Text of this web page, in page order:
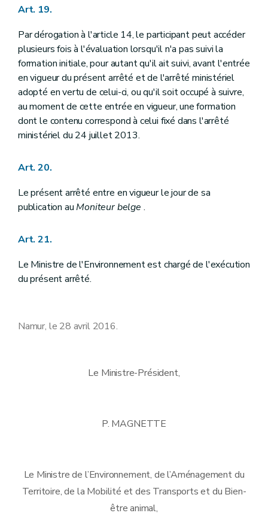
Art. 19.
Par dérogation à l'article 14, le participant peut accéder
plusieurs fois à l'évaluation lorsqu'il n'a pas suivi la
formation initiale, pour autant qu'il ait suivi, avant l'entrée
en vigueur du présent arrêté et de l'arrêté ministériel
adopté en vertu de celui-ci, ou qu'il soit occupé à suivre,
au moment de cette entrée en vigueur, une formation
dont le contenu correspond à celui fixé dans l'arrêté
ministériel du 24 juillet 2013.
Art. 20.
Le présent arrêté entre en vigueur le jour de sa
publication auMoniteur belge .
Art. 21.
Le Ministre de l'Environnement est chargé de l'exécution
du présent arrêté.
Namur, le 28 avril 2016.
Le Ministre-Président,
P. MAGNETTE
Le Ministre de l’Environnement, de l’Aménagement du
Territoire, de la Mobilité et des Transports et du Bien-
être animal,